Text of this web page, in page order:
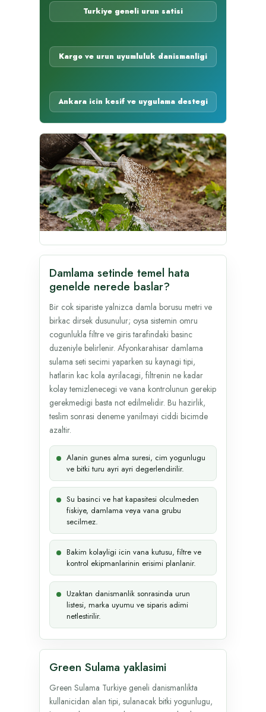
Turkiye geneli urun satisi
Kargo ve urun uyumluluk danismanligi
Ankara icin kesif ve uygulama destegi
Damlama setinde temel hata
genelde nerede baslar?
Bir cok sipariste yalnizca damla borusu metri ve
birkac dirsek dusunulur; oysa sistemin omru
cogunlukla filtre ve giris tarafindaki basinc
duzeniyle belirlenir. Afyonkarahisar damlama
sulama seti secimi yaparken su kaynagi tipi,
hatlarin kac kola ayrilacagi, filtrenin ne kadar
kolay temizlenecegi ve vana kontrolunun gerekip
gerekmedigi basta not edilmelidir. Bu hazirlik,
teslim sonrasi deneme yanilmayi ciddi bicimde
azaltir.
Alanin gunes alma suresi, cim yogunlugu
ve bitki turu ayri ayri degerlendirilir.
Su basinci ve hat kapasitesi olculmeden
fiskiye, damlama veya vana grubu
secilmez.
Bakim kolayligi icin vana kutusu, filtre ve
kontrol ekipmanlarinin erisimi planlanir.
Uzaktan danismanlik sonrasinda urun
listesi, marka uyumu ve siparis adimi
netlestirilir.
Green Sulama yaklasimi
Green Sulama Turkiye geneli danismanlikta
kullanicidan alan tipi, sulanacak bitki yogunlugu,